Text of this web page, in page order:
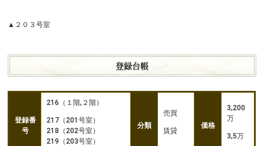
▲２０３号室
登録台帳
登録番
号
216（１階,２階）
217（201号室）
218（202号室）
219（203号室）
分類
売買
賃貸
価格
3,200
万
3,5万